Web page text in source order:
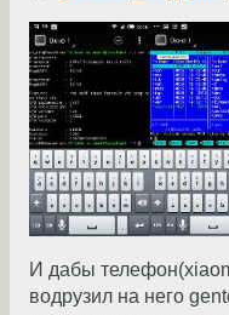
И дабы
водрузил на него